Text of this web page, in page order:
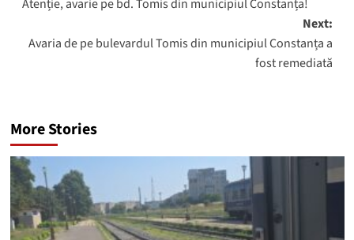
navigation
Atenție, avarie pe bd. Tomis din municipiul Constanța!
Next:
Avaria de pe bulevardul Tomis din municipiul Constanța a
fost remediată
More Stories